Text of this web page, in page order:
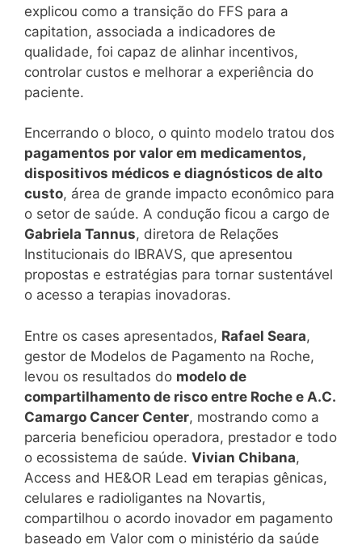
explicou como a transição do FFS para a
capitation, associada a indicadores de
qualidade, foi capaz de alinhar incentivos,
controlar custos e melhorar a experiência do
paciente.
Encerrando o bloco, o quinto modelo tratou dos
pagamentos por valor em medicamentos,
dispositivos médicos e diagnósticos de alto
custo, área de grande impacto econômico para
o setor de saúde. A condução ficou a cargo de
Gabriela Tannus, diretora de Relações
Institucionais do IBRAVS, que apresentou
propostas e estratégias para tornar sustentável
o acesso a terapias inovadoras.
Entre os cases apresentados, Rafael Seara,
gestor de Modelos de Pagamento na Roche,
levou os resultados do modelo de
compartilhamento de risco entre Roche e A.C.
Camargo Cancer Center, mostrando como a
parceria beneficiou operadora, prestador e todo
o ecossistema de saúde. Vivian Chibana,
Access and HE&OR Lead em terapias gênicas,
celulares e radioligantes na Novartis,
compartilhou o acordo inovador em pagamento
baseado em Valor com o ministério da saúde